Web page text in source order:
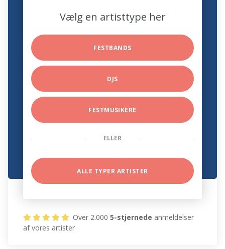
Vælg en artisttype her
FESTBANDS
DJS
FESTMUSIKERE
ELLER
ALLE TYPER ARTISTER
Over 2.0005-stjernede anmeldelser
af vores artister